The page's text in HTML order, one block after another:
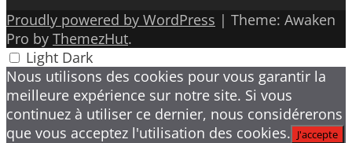
Proudly powered by WordPress | Theme: Awaken
Pro by ThemezHut.
Light Dark
Nous utilisons des cookies pour vous garantir la
meilleure expérience sur notre site. Si vous
continuez à utiliser ce dernier, nous considérerons
que vous acceptez l'utilisation des cookies. J'accepte